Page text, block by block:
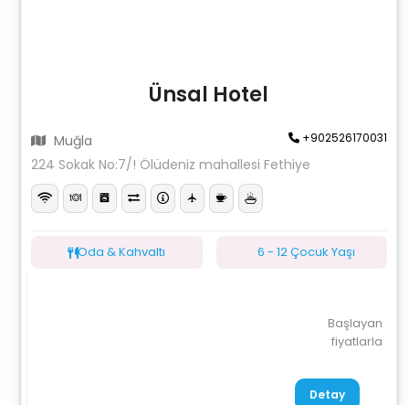
Ünsal Hotel
Muğla +902526170031
224 Sokak No:7/! Ölüdeniz mahallesi Fethiye
Oda & Kahvaltı 6 - 12 Çocuk Yaşı
Başlayan
fiyatlarla
Detay